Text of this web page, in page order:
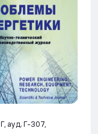
ауд. Г-307,